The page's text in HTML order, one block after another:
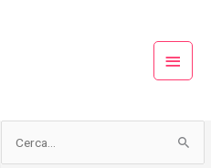
Cerca: